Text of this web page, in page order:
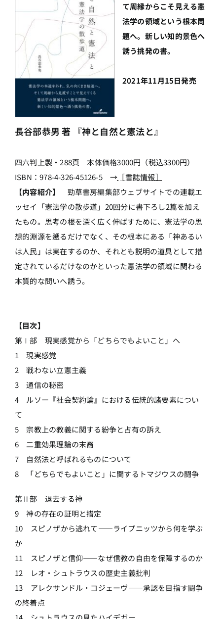
て周縁からこそ見える憲
法学の領域という根本問
題へ。新しい知的景色へ
誘う挑発の書。
2021年11月15日発売
長谷部恭男 著 『神と自然と憲法と』
四六判上製・288頁 本体価格3000円（税込3300円）
ISBN：978-4-326-45126-5 → ［書誌情報］
【内容紹介】
勁草書房編集部ウェブサイトでの連載エ
ッセイ「憲法学の散歩道」20回分に書下ろし2篇を加え
たもの。思考の根を深く広く伸ばすために、憲法学の思
想的淵源を遡るだけでなく、その根本にある「神あるい
は人民」は実在するのか、それとも説明の道具として措
定されているだけなのかといった憲法学の領域に関わる
本質的な問いへ誘う。
【目次】
第Ⅰ部 現実感覚から「どちらでもよいこと」へ
1 現実感覚
2 戦わない立憲主義
3 通信の秘密
4 ルソー『社会契約論』における伝統的諸要素につい
て
5 宗教上の教義に関する紛争と占有の訴え
6 二重効果理論の末裔
7 自然法と呼ばれるものについて
8 「どちらでもよいこと」に関するトマジウスの闘争
第Ⅱ部 退去する神
9 神の存在の証明と措定
10 スピノザから逃れて――ライプニッツから何を学ぶ
か
11 スピノザと信仰――なぜ信教の自由を保障するのか
12 レオ・シュトラウスの歴史主義批判
13 アレクサンドル・コジェーヴ――承認を目指す闘争
の終着点